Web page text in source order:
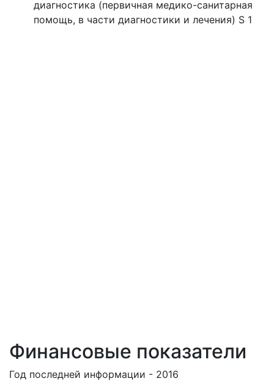
диагностика (первичная медико-санитарная
помощь, в части диагностики и лечения) S 1
Финансовые показатели
Год последней информации - 2016